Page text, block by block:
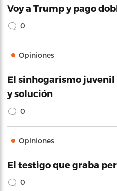
Voy a Trump y pago
0
Opiniones
El sinhogarismo
y solución
0
Opiniones
El testigo que graba
0